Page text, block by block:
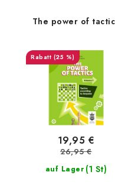
The power of
(25 %)
auf Lager (1 St)
19,95 €
26,95 €